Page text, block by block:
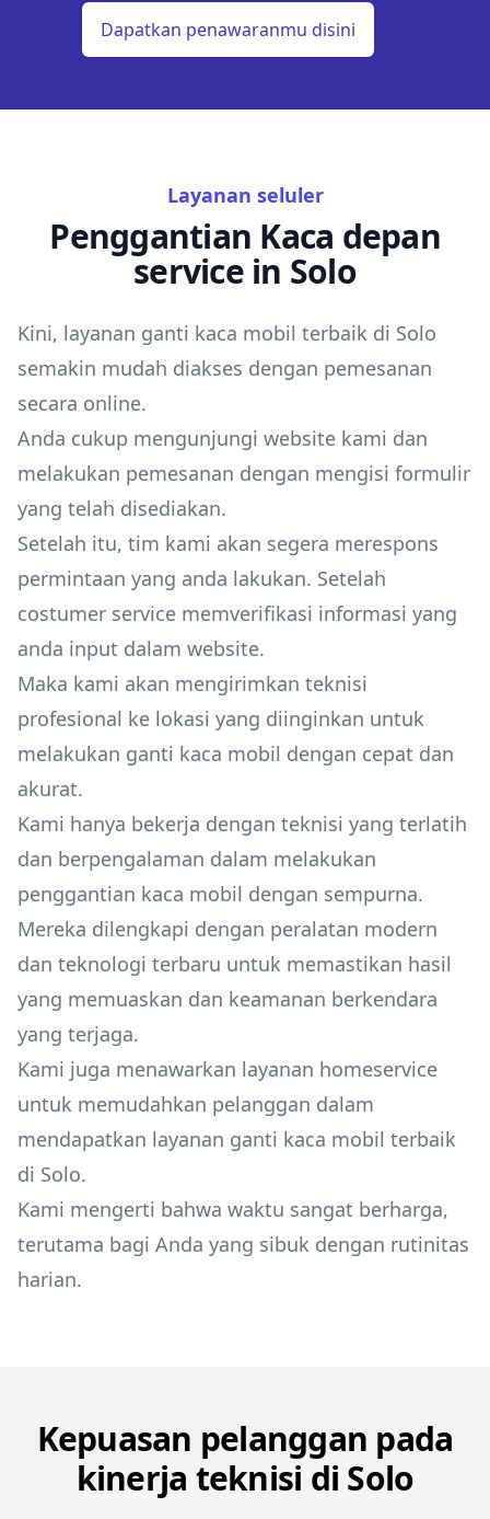
Dapatkan penawaranmu disini
Layanan seluler
Penggantian Kaca depan
service in Solo
Kini, layanan ganti kaca mobil terbaik di Solo
semakin mudah diakses dengan pemesanan
secara online.
Anda cukup mengunjungi website kami dan
melakukan pemesanan dengan mengisi formulir
yang telah disediakan.
Setelah itu, tim kami akan segera merespons
permintaan yang anda lakukan. Setelah
costumer service memverifikasi informasi yang
anda input dalam website.
Maka kami akan mengirimkan teknisi
profesional ke lokasi yang diinginkan untuk
melakukan ganti kaca mobil dengan cepat dan
akurat.
Kami hanya bekerja dengan teknisi yang terlatih
dan berpengalaman dalam melakukan
penggantian kaca mobil dengan sempurna.
Mereka dilengkapi dengan peralatan modern
dan teknologi terbaru untuk memastikan hasil
yang memuaskan dan keamanan berkendara
yang terjaga.
Kami juga menawarkan layanan homeservice
untuk memudahkan pelanggan dalam
mendapatkan layanan ganti kaca mobil terbaik
di Solo.
Kami mengerti bahwa waktu sangat berharga,
terutama bagi Anda yang sibuk dengan rutinitas
harian.
Kepuasan pelanggan pada
kinerja teknisi di Solo